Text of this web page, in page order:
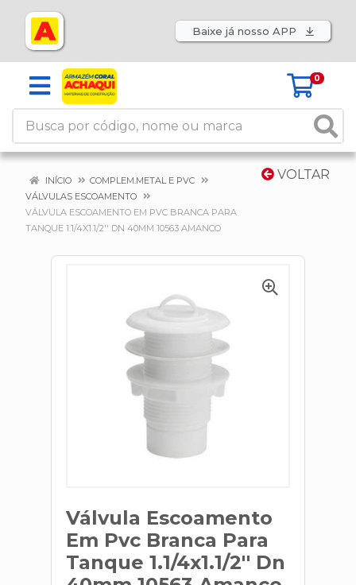
Baixe já nosso APP
0
VOLTAR
INÍCIO
COMPLEM.METAL E PVC
VÁLVULAS ESCOAMENTO
VÁLVULA ESCOAMENTO EM PVC BRANCA PARA
TANQUE 1.1/4X1.1/2'' DN 40MM 10563 AMANCO
Válvula Escoamento
Em Pvc Branca Para
Tanque 1.1/4x1.1/2'' Dn